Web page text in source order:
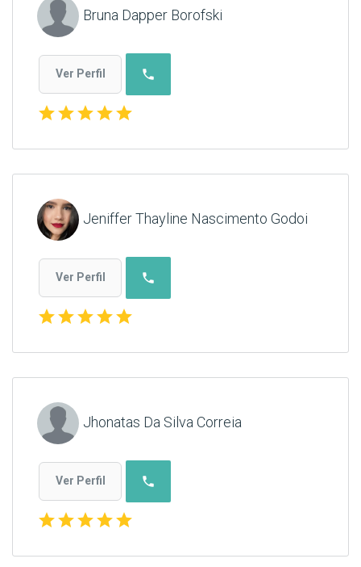
Bruna Dapper Borofski
Ver Perfil phone
starstarstarstarstar
Jeniffer Thayline Nascimento Godoi
Ver Perfil phone
starstarstarstarstar
Jhonatas Da Silva Correia
Ver Perfil phone
starstarstarstarstar